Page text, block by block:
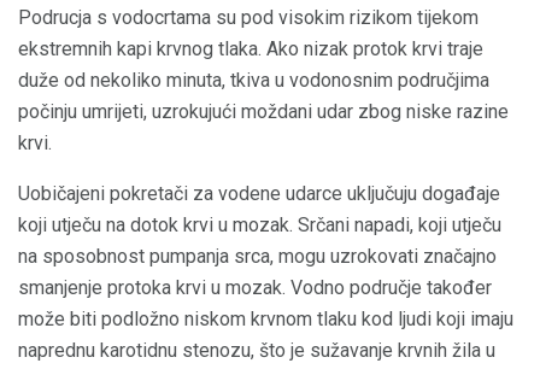
Podrucja s vodocrtama su pod visokim rizikom tijekom
ekstremnih kapi krvnog tlaka. Ako nizak protok krvi traje
duže od nekoliko minuta, tkiva u vodonosnim područjima
počinju umrijeti, uzrokujući moždani udar zbog niske razine
krvi.
Uobičajeni pokretači za vodene udarce uključuju događaje
koji utječu na dotok krvi u mozak. Srčani napadi, koji utječu
na sposobnost pumpanja srca, mogu uzrokovati značajno
smanjenje protoka krvi u mozak. Vodno područje također
može biti podložno niskom krvnom tlaku kod ljudi koji imaju
naprednu karotidnu stenozu, što je sužavanje krvnih žila u